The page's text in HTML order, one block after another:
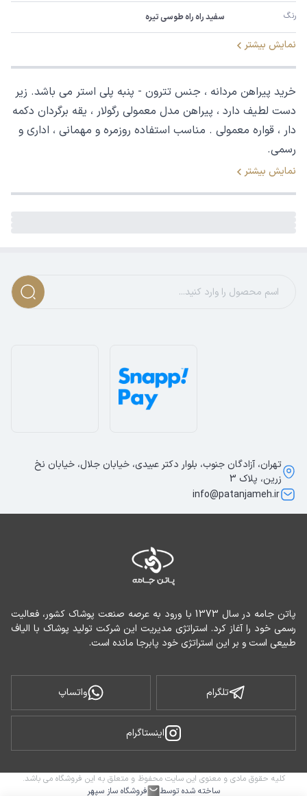
رنگ سفید راه راه طوسی تیره
نمایش بیشتر
خرید پیراهن مردانه ، جنس تترون - پنبه پلی استر می باشد. زیر
دست لطیف دارد ، پیراهن مدل معمولی رگولار ، یقه برگردان دکمه
دار ، قواره معمولی . مناسب استفاده روزمره و مهمانی ، اداری و
رسمی.
نمایش بیشتر
طبیعی است و بر این استراتژی خود پابرجا مانده است.
تلگرام واتساپ
اینستاگرام
تهران، آزادگان جنوب، بلوار دکتر عبیدی، خیابان جلال، خیابان نخ
زرین، پلاک 3
info@patanjameh.ir
کلیه حقوق مادی و معنوی این سایت محفوظ و متعلق به این فروشگاه می باشد.
ساخته شده توسط
فروشگاه ساز سپهر